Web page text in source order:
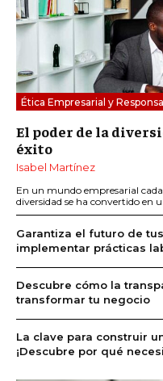
Ética Empresarial y
El poder de la
éxito
Isabel Martínez
En un mundo empresarial
diversidad se ha convertido en
Garantiza el futuro de
implementar prácticas
Descubre cómo la
transformar tu negocio
La clave para construir
¡Descubre por qué